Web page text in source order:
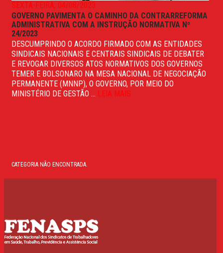
SEXTA-FEIRA, 04/08/2023
GOVERNO PAVIMENTA O CAMINHO DA CONTRARREFORMA
ADMINISTRATIVA COM A INSTRUÇÃO NORMATIVA Nº
24/2023
DESCUMPRINDO O ACORDO FIRMADO COM AS ENTIDADES
SINDICAIS NACIONAIS E CENTRAIS SINDICAIS DE DEBATER
E REVOGAR DIVERSOS ATOS NORMATIVOS DOS GOVERNOS
TEMER E BOLSONARO NA MESA NACIONAL DE NEGOCIAÇÃO
PERMANENTE (MNNP), O GOVERNO, POR MEIO DO
MINISTÉRIO DE GESTÃO ... LEIA MAIS
CATEGORIA NÃO ENCONTRADA.